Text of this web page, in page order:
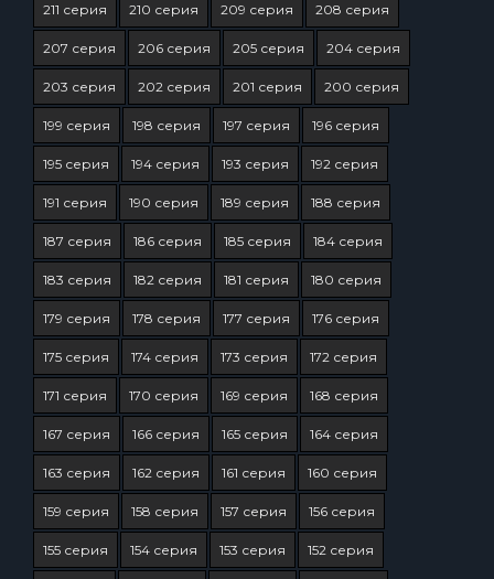
211 серия 210 серия 209 серия 208 серия
207 серия 206 серия 205 серия 204 серия
203 серия 202 серия 201 серия 200 серия
199 серия 198 серия 197 серия 196 серия
195 серия 194 серия 193 серия 192 серия
191 серия 190 серия 189 серия 188 серия
187 серия 186 серия 185 серия 184 серия
183 серия 182 серия 181 серия 180 серия
179 серия 178 серия 177 серия 176 серия
175 серия 174 серия 173 серия 172 серия
171 серия 170 серия 169 серия 168 серия
167 серия 166 серия 165 серия 164 серия
163 серия 162 серия 161 серия 160 серия
159 серия 158 серия 157 серия 156 серия
155 серия 154 серия 153 серия 152 серия